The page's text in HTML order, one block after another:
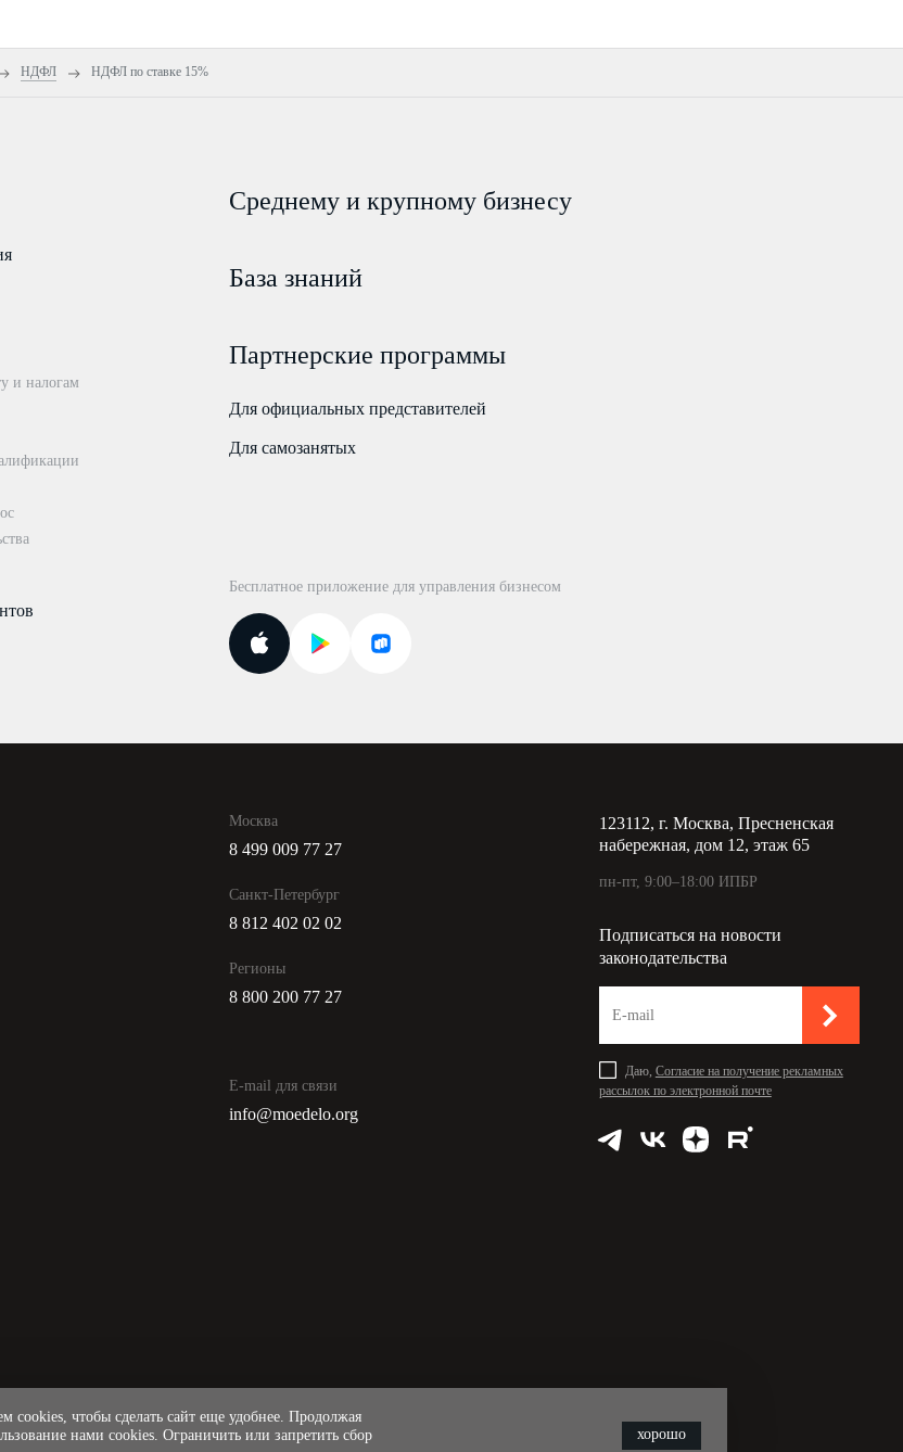
НДФЛ НДФЛ по ставке 15%
и налогам
Среднему и крупному бизнесу
База знаний
Партнерские программы
Для официальных представителей
Для самозанятых
Бесплатное приложение для управления бизнесом
Москва
8 499 009 77 27
Санкт-Петербург
8 812 402 02 02
Регионы
8 800 200 77 27
E-mail для связи
info@moedelo.org
123112, г. Москва, Пресненская
набережная, дом 12, этаж 65
пн-пт, 9:00–18:00 ИПБР
Подписаться на новости
законодательства
Даю, Согласие на получение рекламных
рассылок по электронной почте
cookies, чтобы сделать сайт еще удобнее. Продолжая
нами cookies. Ограничить или запретить сбор
хорошо